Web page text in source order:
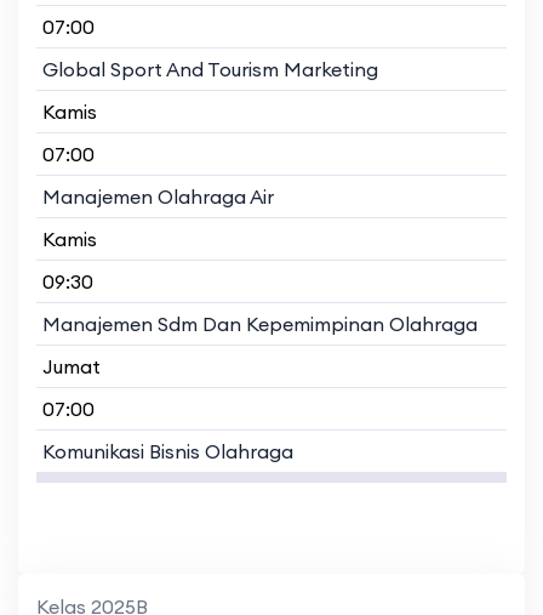
07:00
Global Sport And Tourism Marketing
Kamis
07:00
Manajemen Olahraga Air
Kamis
09:30
Manajemen Sdm Dan Kepemimpinan Olahraga
Jumat
07:00
Komunikasi Bisnis Olahraga
Kelas 2025B